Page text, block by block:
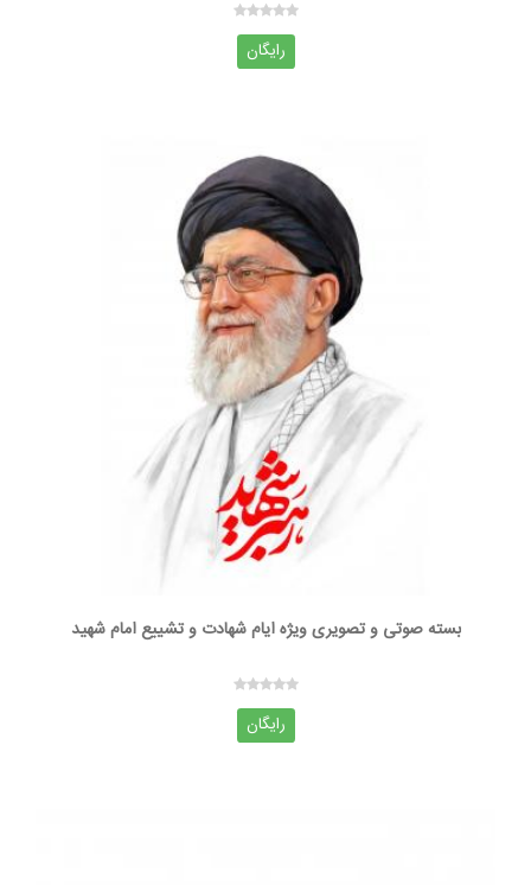
رایگان
بسته صوتی و تصویری ویژه ایام شهادت و تشییع امام شهید
رایگان